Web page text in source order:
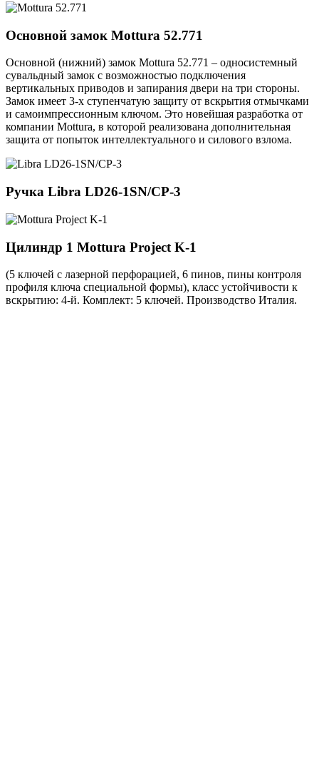
Основной замок Mottura 52.771
Основной (нижний) замок Mottura 52.771 – односистемный
сувальдный замок с возможностью подключения
вертикальных приводов и запирания двери на три стороны.
Замок имеет 3-х ступенчатую защиту от вскрытия отмычками
и самоимпрессионным ключом. Это новейшая разработка от
компании Mottura, в которой реализована дополнительная
защита от попыток интеллектуального и силового взлома.
Ручка Libra LD26-1SN/CP-3
Цилиндр 1 Mottura Project K-1
(5 ключей с лазерной перфорацией, 6 пинов, пины контроля
профиля ключа специальной формы), класс устойчивости к
вскрытию: 4-й. Комплект: 5 ключей. Производство Италия.